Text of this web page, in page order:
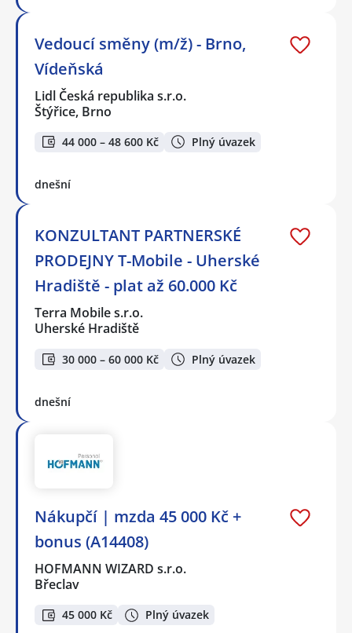
Vedoucí směny (m/ž) - Brno,
Vídeňská
Lidl Česká republika s.r.o.
Štýřice, Brno
44 000 – 48 600 Kč Plný úvazek
dnešní
KONZULTANT PARTNERSKÉ
PRODEJNY T-Mobile - Uherské
Hradiště - plat až 60.000 Kč
Terra Mobile s.r.o.
Uherské Hradiště
30 000 – 60 000 Kč Plný úvazek
dnešní
Nákupčí | mzda 45 000 Kč +
bonus (A14408)
HOFMANN WIZARD s.r.o.
Břeclav
45 000 Kč Plný úvazek